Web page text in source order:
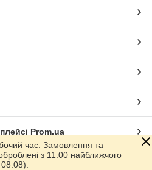
Prom.ua
час. Замовлення та
з 11:00 найближчого